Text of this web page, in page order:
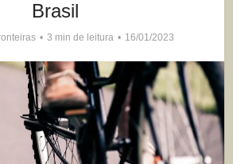
Brasil
3 min de leitura 16/01/2023